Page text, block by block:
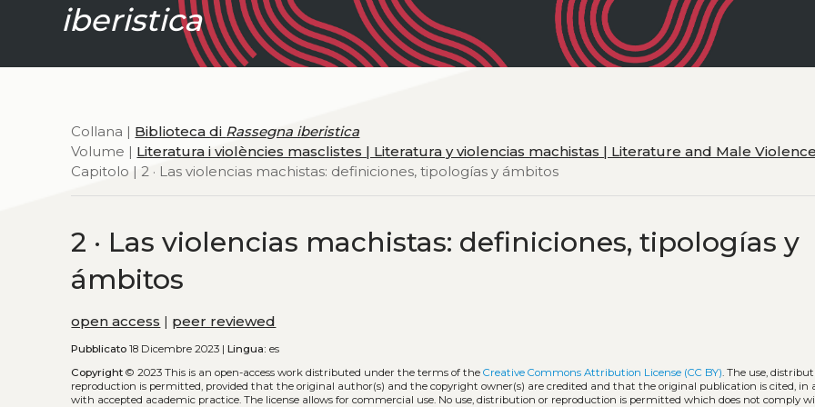
iberistica
Collana | Biblioteca di Rassegna iberistica
Volume | Literatura i violències masclistes | Literatura y violencias machistas | Literature and Male Violence
Capitolo | 2 · Las violencias machistas: definiciones, tipologías y ámbitos
2 · Las violencias machistas: definiciones, tipologías y
ámbitos
open access | peer reviewed
Pubblicato 18 Dicembre 2023 |Lingua: es
Copyright © 2023This is an open-access work distributed under the terms of theCreative Commons Attribution License (CC BY). The use,
reproduction is permitted, provided that the original author(s) and the copyright owner(s) are credited and that the original publication is cited, in
with accepted academic practice. The license allows for commercial use. No use, distribution or reproduction is permitted which does not comply